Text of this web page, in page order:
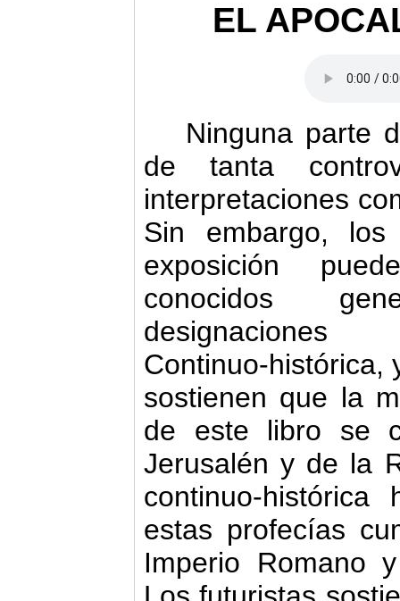
EL
Ninguna parte
de tanta
interpretaciones
Sin embargo, los
exposición
conocidos
sostienen que la
de este libro se
Jerusalén y de la
estas profecías
Imperio Romano